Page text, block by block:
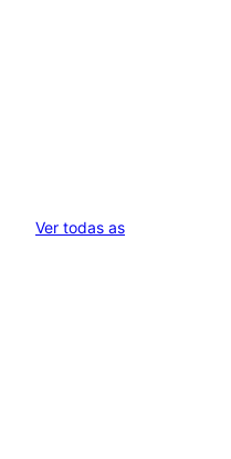
Ver todas asvaloracións